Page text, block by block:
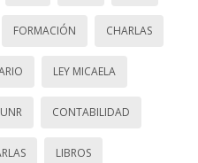
FORMACIÓN CHARLAS
LEY MICAELA
UNR CONTABILIDAD
LIBROS